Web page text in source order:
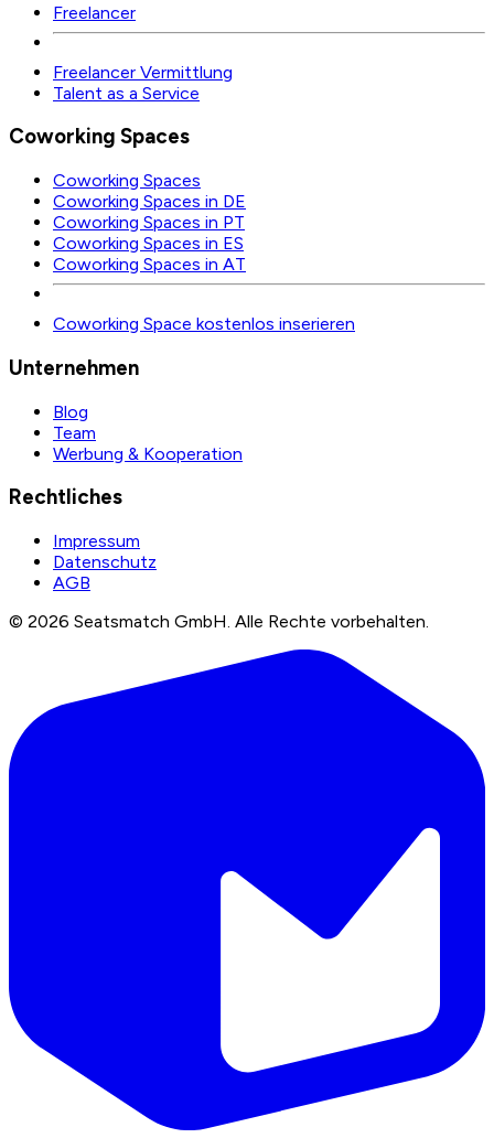
Freelancer
Freelancer Vermittlung
Talent as a Service
Coworking Spaces
Coworking Spaces
Coworking Spaces in DE
Coworking Spaces in PT
Coworking Spaces in ES
Coworking Spaces in AT
Coworking Space kostenlos inserieren
Unternehmen
Blog
Team
Werbung & Kooperation
Rechtliches
Impressum
Datenschutz
AGB
© 2026 Seatsmatch GmbH. Alle Rechte vorbehalten.